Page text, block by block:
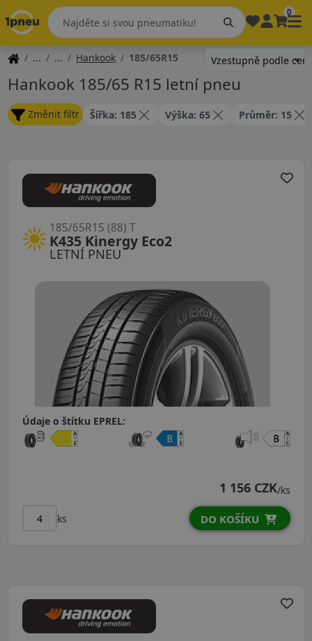
0
Hankook 185/65R15
Hankook 185/65 R15 letní pneu
Změnit filtr Šířka: 185 Výška: 65 Průměr: 15
LETNÍ PNEU
K435 Kinergy Eco2
185/65R15 (88) T
Údaje o štítku EPREL:
1 156 CZK/ks
ks DO KOŠÍKU